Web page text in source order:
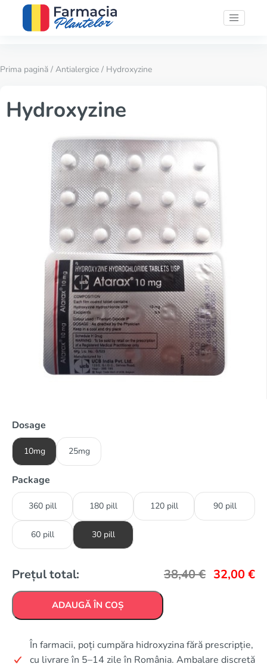
Prima pagină / Antialergice / Hydroxyzine
Hydroxyzine
Dosage
10mg 25mg
Package
360 pill 180 pill 120 pill 90 pill
60 pill 30 pill
Prețul total: 38,40€ 32,00€
ADAUGĂ ÎN COȘ
În farmacii, poți cumpăra hidroxyzina fără prescripție,
cu livrare în 5–14 zile în România. Ambalare discretă